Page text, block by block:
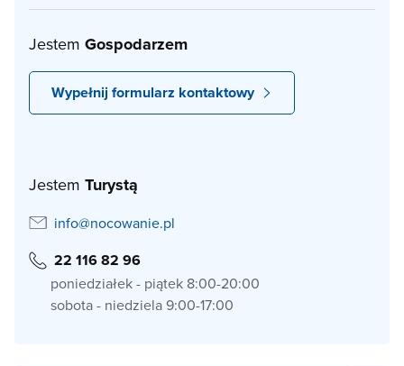
Jestem Gospodarzem
Wypełnij formularz kontaktowy
Jestem Turystą
info@nocowanie.pl
22 116 82 96
poniedziałek - piątek 8:00-20:00
sobota - niedziela 9:00-17:00